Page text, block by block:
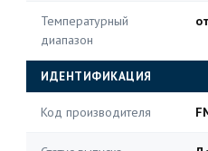
Температурный
диапазон
ИДЕНТИФИКАЦИЯ
Код производителя